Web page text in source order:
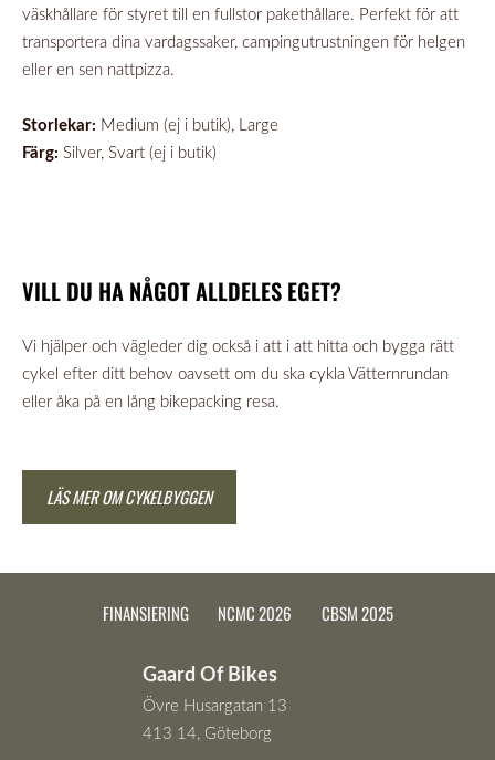
VILL DU HA NÅGOT ALLDELES EGET?
Vi hjälper och vägleder dig också i att i att hitta och bygga rätt
cykel efter ditt behov oavsett om du ska cykla Vätternrundan
eller åka på en lång bikepacking resa.
LÄS MER OM CYKELBYGGEN
väskhållare för styret till en fullstor pakethållare. Perfekt för att
transportera dina vardagssaker, campingutrustningen för helgen
eller en sen nattpizza.
Storlekar: Medium (ej i butik), Large
Färg: Silver, Svart (ej i butik)
FINANSIERING NCMC 2026 CBSM 2025
Gaard Of Bikes
Övre Husargatan 13
413 14, Göteborg